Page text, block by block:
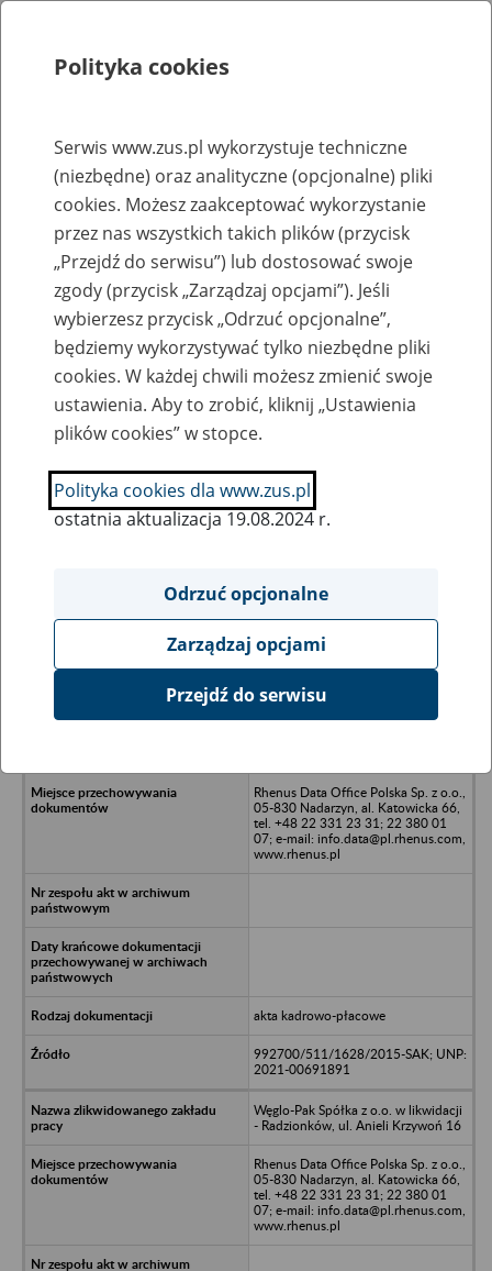
Rejestry, ewidencje i archiwa
Baza zlikwidowanych lub
przekształconych zakładów pracy
Nazwa zakładu pracy:
SZUKAJ
Ukryj wszystkie pozycje bazy
WAKO Spółka z o.o. WAKO-WILGA
Rhenus Data Office Polska Sp. z o.o.,
05-830 Nadarzyn, al. Katowicka 66,
tel. +48 22 331 23 31; 22 380 01
07; e-mail: info.data@pl.rhenus.com,
www.rhenus.pl
akta kadrowo-płacowe
992700/511/1628/2015-SAK; UNP:
2021-00691891
Węglo-Pak Spółka z o.o. w likwidacji
- Radzionków, ul. Anieli Krzywoń 16
Rhenus Data Office Polska Sp. z o.o.,
05-830 Nadarzyn, al. Katowicka 66,
tel. +48 22 331 23 31; 22 380 01
07; e-mail: info.data@pl.rhenus.com,
www.rhenus.pl
Polityka cookies
Serwis www.zus.pl wykorzystuje techniczne
(niezbędne) oraz analityczne (opcjonalne) pliki
cookies. Możesz zaakceptować wykorzystanie
przez nas wszystkich takich plików (przycisk
„Przejdź do serwisu”) lub dostosować swoje
zgody (przycisk „Zarządzaj opcjami”). Jeśli
wybierzesz przycisk „Odrzuć opcjonalne”,
będziemy wykorzystywać tylko niezbędne pliki
cookies. W każdej chwili możesz zmienić swoje
ustawienia. Aby to zrobić, kliknij „Ustawienia
plików cookies” w stopce.
Polityka cookies dla www.zus.pl
ostatnia aktualizacja 19.08.2024 r.
Odrzuć opcjonalne
Zarządzaj opcjami
Przejdź do serwisu